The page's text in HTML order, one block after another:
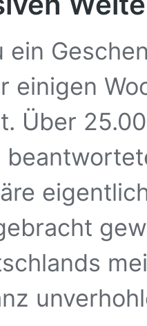
ein
einigen
Über